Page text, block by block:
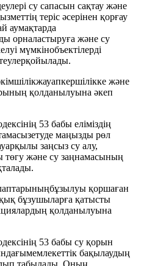
су сапасын сақтау және
теріс әсерінен қорғау
аумақтарда
орналастыруға және су
мүмкінобъектілерді
және
қолданылуына әкеп
53 бабы еліміздің
маңызды рөл
заңсыз су алу,
төгу және су заңнамасының
қоршаған
бұзушыларға қатысты
қолданылуына
53 бабы су қорын
бақылаудың